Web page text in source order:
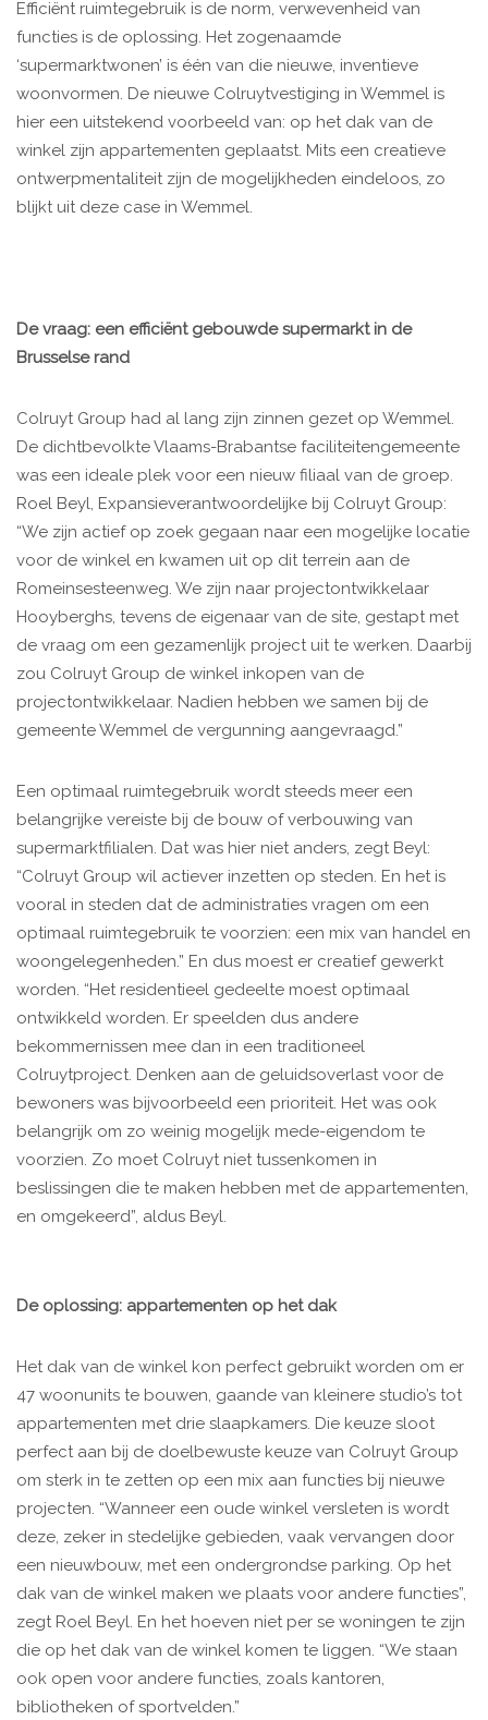
Efficiënt ruimtegebruik is de norm, verwevenheid van
functies is de oplossing. Het zogenaamde
‘supermarktwonen’ is één van die nieuwe, inventieve
woonvormen. De nieuwe Colruytvestiging in Wemmel is
hier een uitstekend voorbeeld van: op het dak van de
winkel zijn appartementen geplaatst. Mits een creatieve
ontwerpmentaliteit zijn de mogelijkheden eindeloos, zo
blijkt uit deze case in Wemmel.
De vraag: een efficiënt gebouwde supermarkt in de
Brusselse rand
Colruyt Group had al lang zijn zinnen gezet op Wemmel.
De dichtbevolkte Vlaams-Brabantse faciliteitengemeente
was een ideale plek voor een nieuw filiaal van de groep.
Roel Beyl, Expansieverantwoordelijke bij Colruyt Group:
“We zijn actief op zoek gegaan naar een mogelijke locatie
voor de winkel en kwamen uit op dit terrein aan de
Romeinsesteenweg. We zijn naar projectontwikkelaar
Hooyberghs, tevens de eigenaar van de site, gestapt met
de vraag om een gezamenlijk project uit te werken. Daarbij
zou Colruyt Group de winkel inkopen van de
projectontwikkelaar. Nadien hebben we samen bij de
gemeente Wemmel de vergunning aangevraagd.”
Een optimaal ruimtegebruik wordt steeds meer een
belangrijke vereiste bij de bouw of verbouwing van
supermarktfilialen. Dat was hier niet anders, zegt Beyl:
“Colruyt Group wil actiever inzetten op steden. En het is
vooral in steden dat de administraties vragen om een
optimaal ruimtegebruik te voorzien: een mix van handel en
woongelegenheden.” En dus moest er creatief gewerkt
worden. “Het residentieel gedeelte moest optimaal
ontwikkeld worden. Er speelden dus andere
bekommernissen mee dan in een traditioneel
Colruytproject. Denken aan de geluidsoverlast voor de
bewoners was bijvoorbeeld een prioriteit. Het was ook
belangrijk om zo weinig mogelijk mede-eigendom te
voorzien. Zo moet Colruyt niet tussenkomen in
beslissingen die te maken hebben met de appartementen,
en omgekeerd”, aldus Beyl.
De oplossing: appartementen op het dak
Het dak van de winkel kon perfect gebruikt worden om er
47 woonunits te bouwen, gaande van kleinere studio’s tot
appartementen met drie slaapkamers. Die keuze sloot
perfect aan bij de doelbewuste keuze van Colruyt Group
om sterk in te zetten op een mix aan functies bij nieuwe
projecten. “Wanneer een oude winkel versleten is wordt
deze, zeker in stedelijke gebieden, vaak vervangen door
een nieuwbouw, met een ondergrondse parking. Op het
dak van de winkel maken we plaats voor andere functies”,
zegt Roel Beyl. En het hoeven niet per se woningen te zijn
die op het dak van de winkel komen te liggen. “We staan
ook open voor andere functies, zoals kantoren,
bibliotheken of sportvelden.”